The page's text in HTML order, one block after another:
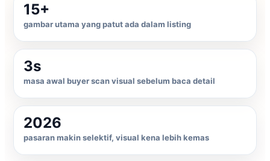
15+
gambar utama yang patut ada dalam listing
3s
masa awal buyer scan visual sebelum baca detail
2026
pasaran makin selektif, visual kena lebih kemas